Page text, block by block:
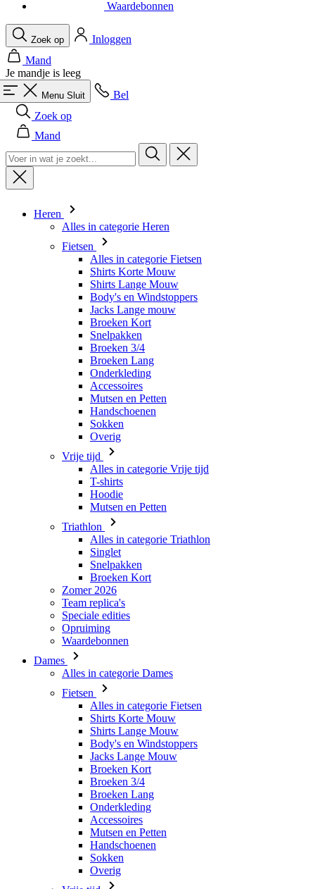
Waardebonnen
Zoek op
Inloggen
Mand
Je mandje is leeg
Menu Sluit
Bel
Zoek op
Mand
Heren
Alles in categorie Heren
Fietsen
Alles in categorie Fietsen
Shirts Korte Mouw
Shirts Lange Mouw
Body's en Windstoppers
Jacks Lange mouw
Broeken Kort
Snelpakken
Broeken 3/4
Broeken Lang
Onderkleding
Accessoires
Mutsen en Petten
Handschoenen
Sokken
Overig
Vrije tijd
Alles in categorie Vrije tijd
T-shirts
Hoodie
Mutsen en Petten
Triathlon
Alles in categorie Triathlon
Singlet
Snelpakken
Broeken Kort
Zomer 2026
Team replica's
Speciale edities
Opruiming
Waardebonnen
Dames
Alles in categorie Dames
Fietsen
Alles in categorie Fietsen
Shirts Korte Mouw
Shirts Lange Mouw
Body's en Windstoppers
Jacks Lange Mouw
Broeken Kort
Broeken 3/4
Broeken Lang
Onderkleding
Accessoires
Mutsen en Petten
Handschoenen
Sokken
Overig